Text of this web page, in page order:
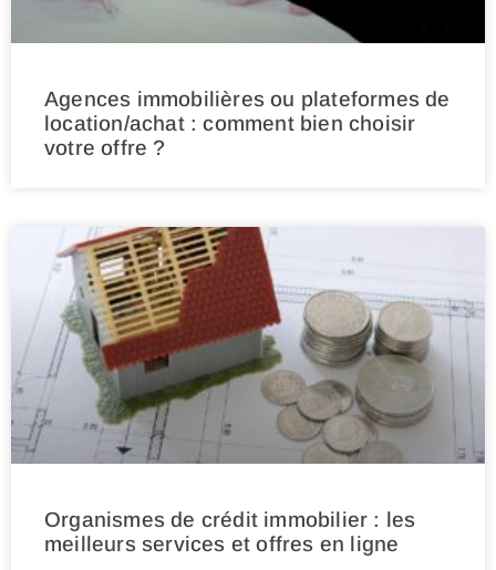
Agences immobilières ou plateformes de
location/achat : comment bien choisir
votre offre ?
Organismes de crédit immobilier : les
meilleurs services et offres en ligne